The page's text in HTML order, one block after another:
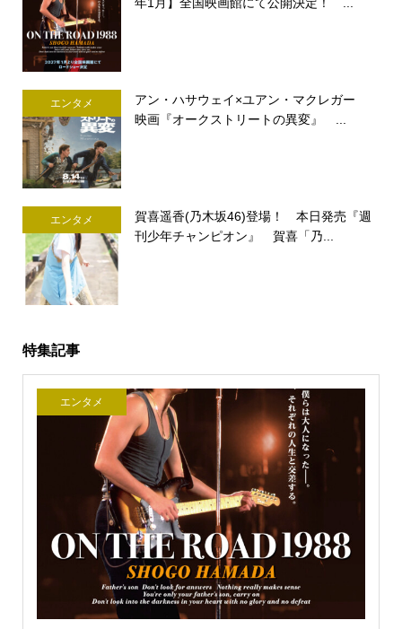
年1月】全国映画館にて公開決定！ ...
エンタメ
アン・ハサウェイ×ユアン・マクレガー
映画『オークストリートの異変』 ...
エンタメ
賀喜遥香(乃木坂46)登場！ 本日発売『週
刊少年チャンピオン』 賀喜「乃...
特集記事
エンタメ